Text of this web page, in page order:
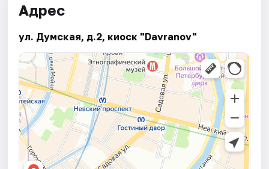
Адрес
ул. Думская, д.2, киоск "Davranov"